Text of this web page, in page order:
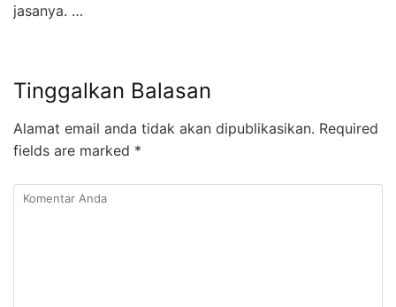
jasanya. …
Tinggalkan Balasan
Alamat email anda tidak akan dipublikasikan. Required
fields are marked *